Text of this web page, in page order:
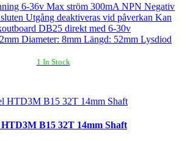
6-36v Max ström 300mA NPN Negativ
Utgång deaktiveras vid påverkan Kan
DB25 direkt med 6-30v
Diameter: 8mm Längd: 52mm Lysdiod
1 In Stock
B15 32T 14mm Shaft